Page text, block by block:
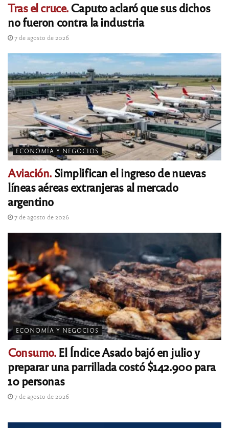
Tras el cruce.Caputo aclaró que sus dichos
no fueron contra la industria
7 de agosto de 2026
ECONOMÍA Y NEGOCIOS
Aviación. Simplifican el ingreso de nuevas
líneas aéreas extranjeras al mercado
argentino
7 de agosto de 2026
ECONOMÍA Y NEGOCIOS
Consumo.El Índice Asado bajó en julio y
preparar una parrillada costó $142.900 para
10 personas
7 de agosto de 2026